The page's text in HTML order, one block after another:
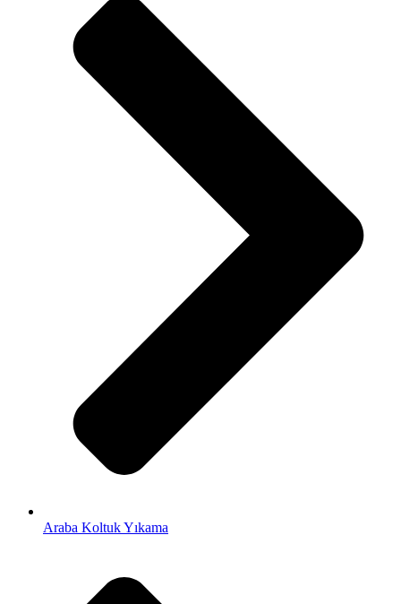
Araba Koltuk Yıkama